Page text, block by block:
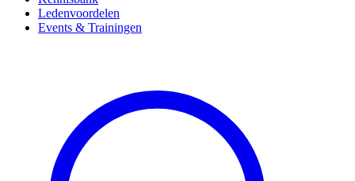
Ledenvoordelen
Events & Trainingen